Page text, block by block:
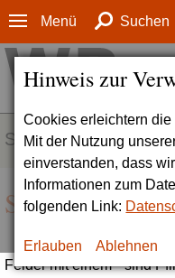
Hinweis zur
Cookies erleichtern
Mit der Nutzung
einverstanden, dass
Informationen zum
folgenden Link:
Erlauben Ablehnen
Menü Suchen
SERVICE
Seite
Felder mit einem * sind